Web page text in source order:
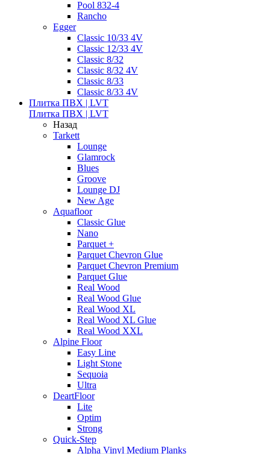
Pool 832-4
Rancho
Egger
Classic 10/33 4V
Classic 12/33 4V
Classic 8/32
Classic 8/32 4V
Classic 8/33
Classic 8/33 4V
Плитка ПВХ | LVT
Плитка ПВХ | LVT
Назад
Tarkett
Lounge
Glamrock
Blues
Groove
Lounge DJ
New Age
Aquafloor
Classic Glue
Nano
Parquet +
Parquet Chevron Glue
Parquet Chevron Premium
Parquet Glue
Real Wood
Real Wood Glue
Real Wood XL
Real Wood XL Glue
Real Wood XXL
Alpine Floor
Easy Line
Light Stone
Sequoia
Ultra
DeartFloor
Lite
Optim
Strong
Quick-Step
Alpha Vinyl Medium Planks